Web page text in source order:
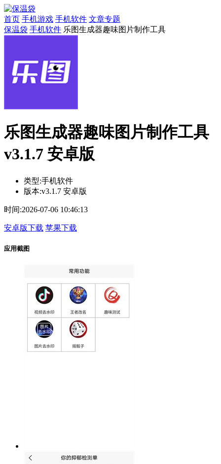
首页 手机游戏 手机软件 文章专题
保温袋 手机软件 乐图生成器趣味图片制作工具
乐图生成器趣味图片制作工具
v3.1.7 安卓版
类型:手机软件
版本:v3.1.7 安卓版
时间:2026-07-06 10:46:13
安卓版下载 苹果下载
应用截图